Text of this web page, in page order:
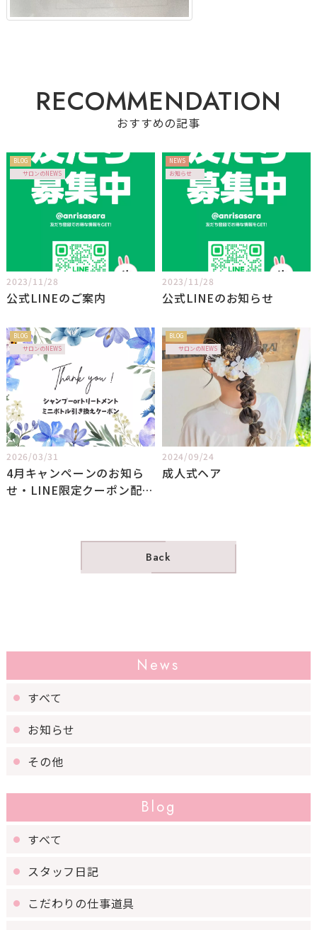
RECOMMENDATION
おすすめの記事
BLOG
サロンのNEWS
2023/11/28
公式LINEのご案内
NEWS
お知らせ
2023/11/28
公式LINEのお知らせ
BLOG
サロンのNEWS
2026/03/31
4月キャンペーンのお知ら
せ・LINE限定クーポン配信
BLOG
サロンのNEWS
2024/09/24
成人式ヘア
Back
News
すべて
お知らせ
その他
Blog
すべて
スタッフ日記
こだわりの仕事道具